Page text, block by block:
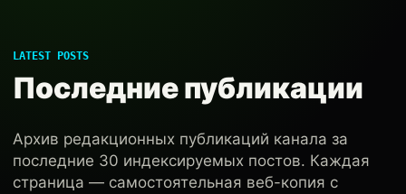
LATEST POSTS
Последние публикации
Архив редакционных публикаций канала за
последние 30 индексируемых постов. Каждая
страница — самостоятельная веб-копия с